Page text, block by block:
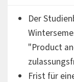
Der
"Product
Frist für